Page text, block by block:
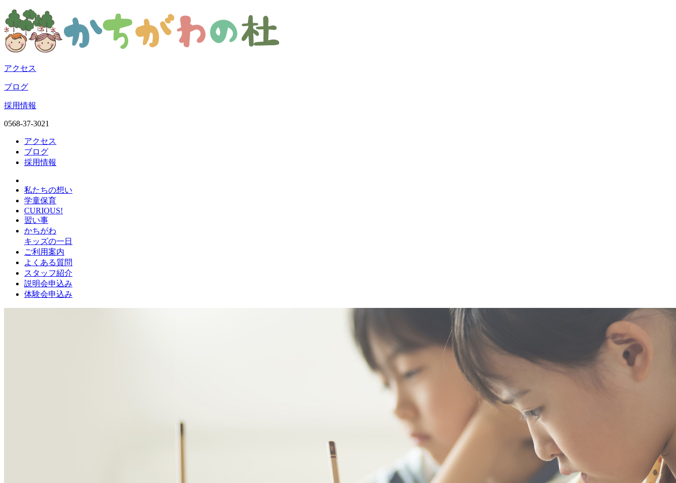
アクセス
ブログ
採用情報
0568-37-3021
アクセス
ブログ
採用情報
私たちの想い
学童保育
CURIOUS!
習い事
かちがわ
キッズの一日
ご利用案内
よくある質問
スタッフ紹介
説明会申込み
体験会申込み